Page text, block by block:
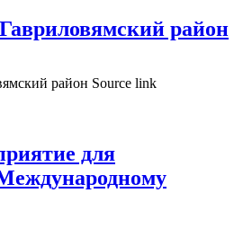
район
район Source link
для